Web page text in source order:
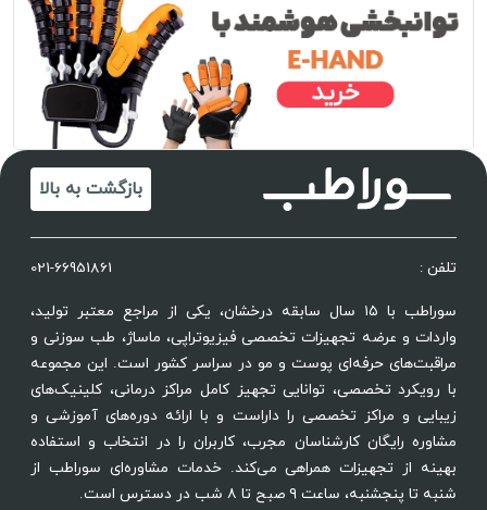
بازگشت به بالا
تلفن : 021-66951861
سوراطب با ۱۵ سال سابقه درخشان، یکی از مراجع معتبر تولید،
واردات و عرضه تجهیزات تخصصی فیزیوتراپی، ماساژ، طب سوزنی و
مراقبت‌های حرفه‌ای پوست و مو در سراسر کشور است. این مجموعه
با رویکرد تخصصی، توانایی تجهیز کامل مراکز درمانی، کلینیک‌های
زیبایی و مراکز تخصصی را داراست و با ارائه دوره‌های آموزشی و
مشاوره رایگان کارشناسان مجرب، کاربران را در انتخاب و استفاده
بهینه از تجهیزات همراهی می‌کند. خدمات مشاوره‌ای سوراطب از
شنبه تا پنجشنبه، ساعت ۹ صبح تا ۸ شب در دسترس است.